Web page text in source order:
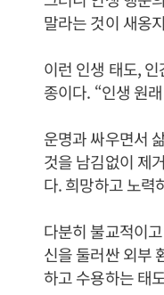
말라는 것이 새옹
이런 인생 태도,
종이다. “인생 원
운명과 싸우면서
것을 남김없이 제
다. 희망하고 노력
다분히 불교적이
신을 둘러싼 외부
하고 수용하는 태